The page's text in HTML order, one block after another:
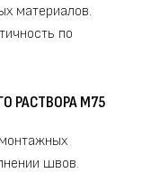
материалов.
по
РАСТВОРА М75
швов.